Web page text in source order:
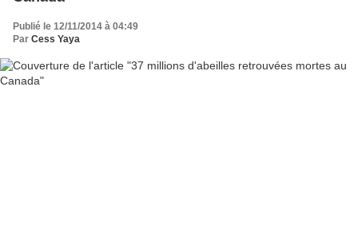
Publié le 12/11/2014 à 04:49
Par Cess Yaya